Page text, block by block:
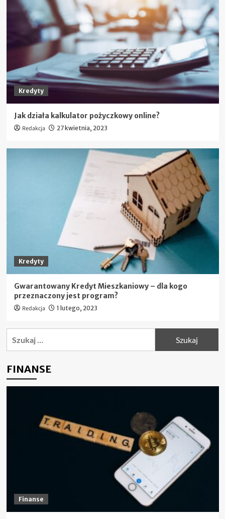
Kredyty
Jak działa kalkulator pożyczkowy online?
Redakcja 27 kwietnia, 2023
Kredyty
Gwarantowany Kredyt Mieszkaniowy – dla kogo
przeznaczony jest program?
Redakcja 1 lutego, 2023
FINANSE
Finanse